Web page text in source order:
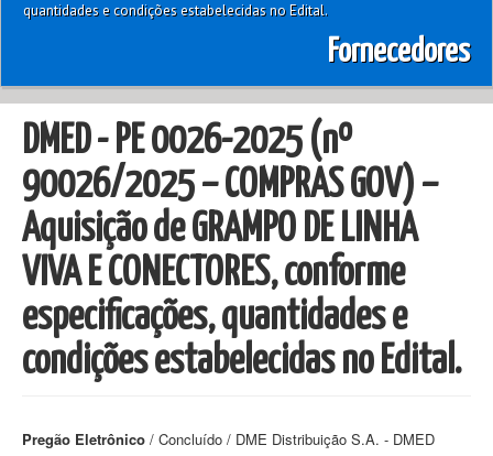
quantidades e condições estabelecidas no Edital.
Fornecedores
DMED - PE 0026-2025 (nº
90026/2025 – COMPRAS GOV) –
Aquisição de GRAMPO DE LINHA
VIVA E CONECTORES, conforme
especificações, quantidades e
condições estabelecidas no Edital.
Pregão Eletrônico / Concluído / DME Distribuição S.A. - DMED